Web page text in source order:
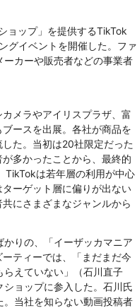
ョップ」を提供するTikTok
グイベントを開催した。ファ
カーや販売者などの事業者
メラやアイリスプラザ、富
ースを出展。各社が商品を
た。当初は20社限定だった
多かったことから、最終的
TikTokは若年層の利用が中心
ーゲット層に偏りが出ない
にさまざまなジャンルから
りの、「イーザッカマニア
ティーでは、「まだまだ今
らえていない」（石川直子
ョップに参入した。石川氏
当社を知らない動画投稿者